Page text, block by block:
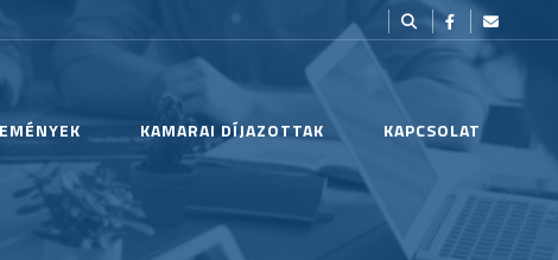
KAMARAI DÍJAZOTTAK KAPCSOLAT